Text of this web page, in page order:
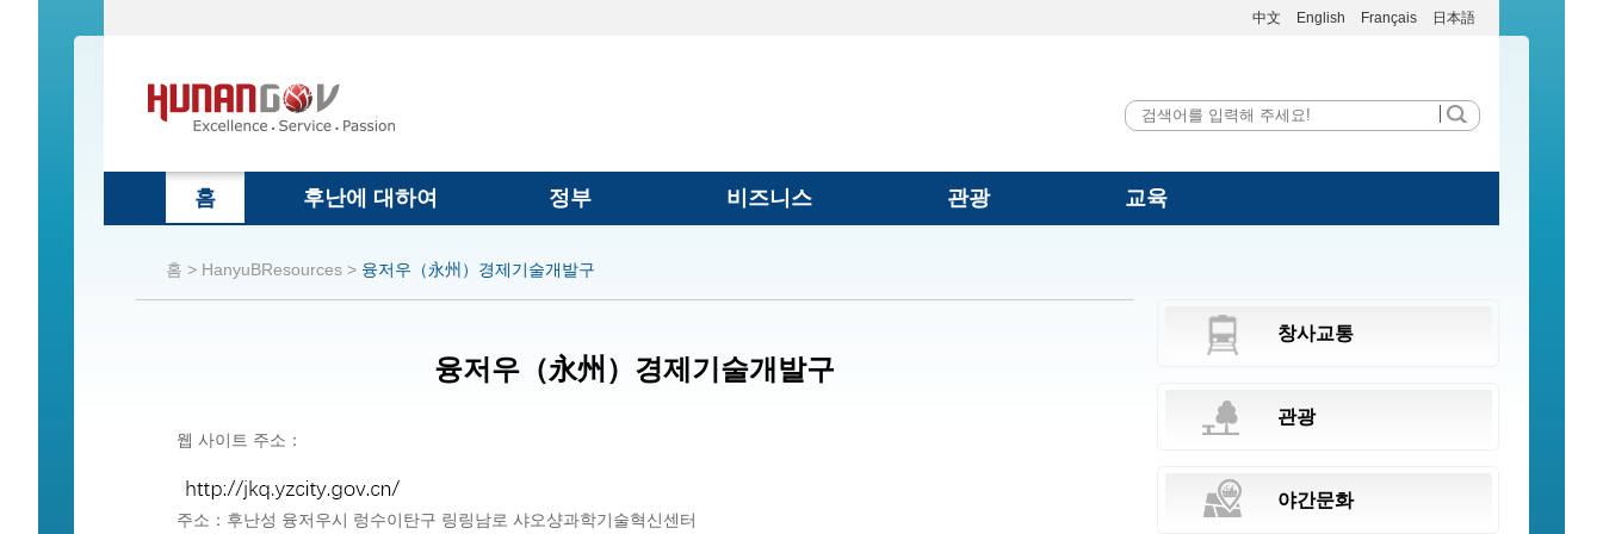
中文 English Français 日本語
홈 후난에 대하여 정부 비즈니스 관광 교육
홈 > HanyuBResources > 융저우（永州）경제기술개발구
융저우（永州）경제기술개발구
웹 사이트 주소：
주소：후난성 융저우시 렁수이탄구 링링남로 샤오샹과학기술혁신센터
창사교통
관광
야간문화